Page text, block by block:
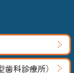
科診療所）